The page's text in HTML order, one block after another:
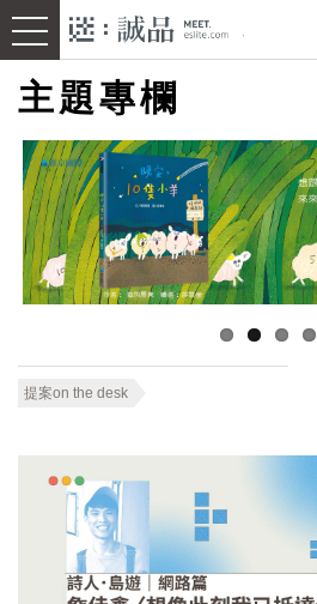
主題專欄
提案on the desk